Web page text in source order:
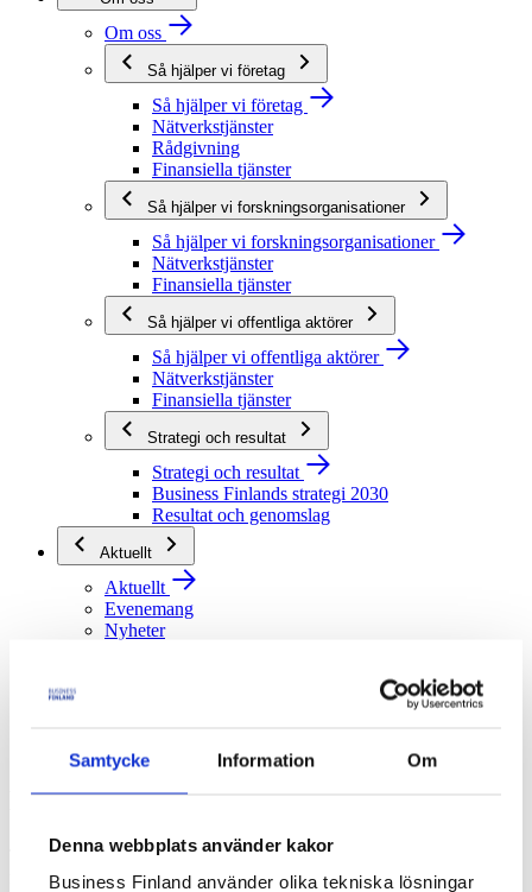
Samtycke Information Om
Denna webbplats använder kakor
Business Finland använder olika tekniska lösningar
Om oss
Så hjälper vi företag
Så hjälper vi företag
Nätverkstjänster
Rådgivning
Finansiella tjänster
Så hjälper vi forskningsorganisationer
Så hjälper vi forskningsorganisationer
Nätverkstjänster
Finansiella tjänster
Så hjälper vi offentliga aktörer
Så hjälper vi offentliga aktörer
Nätverkstjänster
Finansiella tjänster
Strategi och resultat
Strategi och resultat
Business Finlands strategi 2030
Resultat och genomslag
Aktuellt
Aktuellt
Evenemang
Nyheter
Logga in i våra tjänster
Ta del av vårt digitala tjänsteutbud – bekanta dig med tjänsterna,
registrera dig och logga in